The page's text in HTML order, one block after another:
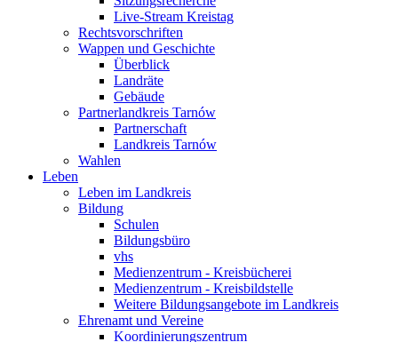
Live-Stream Kreistag
Rechtsvorschriften
Wappen und Geschichte
Überblick
Landräte
Gebäude
Partnerlandkreis Tarnów
Partnerschaft
Landkreis Tarnów
Wahlen
Leben
Leben im Landkreis
Bildung
Schulen
Bildungsbüro
vhs
Medienzentrum - Kreisbücherei
Medienzentrum - Kreisbildstelle
Weitere Bildungsangebote im Landkreis
Ehrenamt und Vereine
Koordinierungszentrum